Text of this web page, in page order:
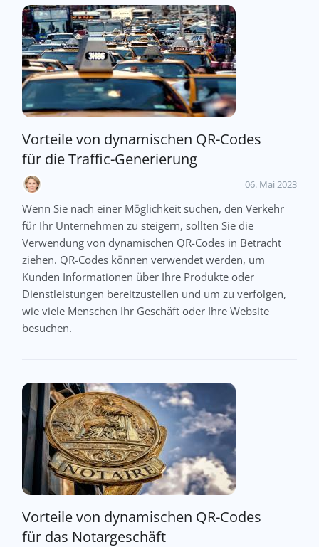
Vorteile von dynamischen QR-Codes
für die Traffic-Generierung
06. Mai 2023
Wenn Sie nach einer Möglichkeit suchen, den Verkehr
für Ihr Unternehmen zu steigern, sollten Sie die
Verwendung von dynamischen QR-Codes in Betracht
ziehen. QR-Codes können verwendet werden, um
Kunden Informationen über Ihre Produkte oder
Dienstleistungen bereitzustellen und um zu verfolgen,
wie viele Menschen Ihr Geschäft oder Ihre Website
besuchen.
Vorteile von dynamischen QR-Codes
für das Notargeschäft